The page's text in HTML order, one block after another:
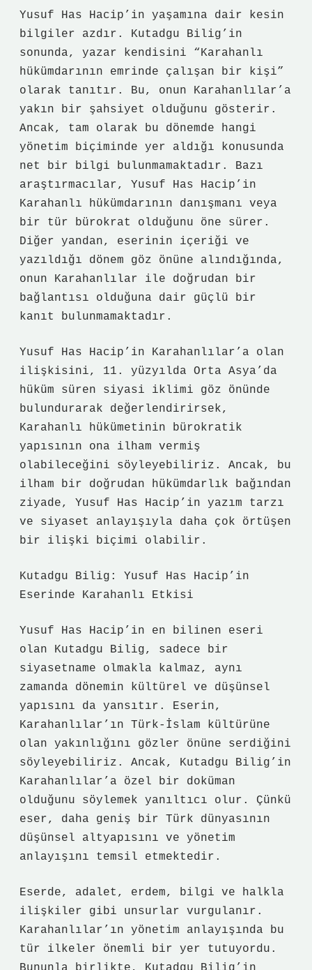
Yusuf Has Hacip’in yaşamına dair kesin
bilgiler azdır. Kutadgu Bilig’in
sonunda, yazar kendisini “Karahanlı
hükümdarının emrinde çalışan bir kişi”
olarak tanıtır. Bu, onun Karahanlılar’a
yakın bir şahsiyet olduğunu gösterir.
Ancak, tam olarak bu dönemde hangi
yönetim biçiminde yer aldığı konusunda
net bir bilgi bulunmamaktadır. Bazı
araştırmacılar, Yusuf Has Hacip’in
Karahanlı hükümdarının danışmanı veya
bir tür bürokrat olduğunu öne sürer.
Diğer yandan, eserinin içeriği ve
yazıldığı dönem göz önüne alındığında,
onun Karahanlılar ile doğrudan bir
bağlantısı olduğuna dair güçlü bir
kanıt bulunmamaktadır.
Yusuf Has Hacip’in Karahanlılar’a olan
ilişkisini, 11. yüzyılda Orta Asya’da
hüküm süren siyasi iklimi göz önünde
bulundurarak değerlendirirsek,
Karahanlı hükümetinin bürokratik
yapısının ona ilham vermiş
olabileceğini söyleyebiliriz. Ancak, bu
ilham bir doğrudan hükümdarlık bağından
ziyade, Yusuf Has Hacip’in yazım tarzı
ve siyaset anlayışıyla daha çok örtüşen
bir ilişki biçimi olabilir.
Kutadgu Bilig: Yusuf Has Hacip’in
Eserinde Karahanlı Etkisi
Yusuf Has Hacip’in en bilinen eseri
olan Kutadgu Bilig, sadece bir
siyasetname olmakla kalmaz, aynı
zamanda dönemin kültürel ve düşünsel
yapısını da yansıtır. Eserin,
Karahanlılar’ın Türk-İslam kültürüne
olan yakınlığını gözler önüne serdiğini
söyleyebiliriz. Ancak, Kutadgu Bilig’in
Karahanlılar’a özel bir doküman
olduğunu söylemek yanıltıcı olur. Çünkü
eser, daha geniş bir Türk dünyasının
düşünsel altyapısını ve yönetim
anlayışını temsil etmektedir.
Eserde, adalet, erdem, bilgi ve halkla
ilişkiler gibi unsurlar vurgulanır.
Karahanlılar’ın yönetim anlayışında bu
tür ilkeler önemli bir yer tutuyordu.